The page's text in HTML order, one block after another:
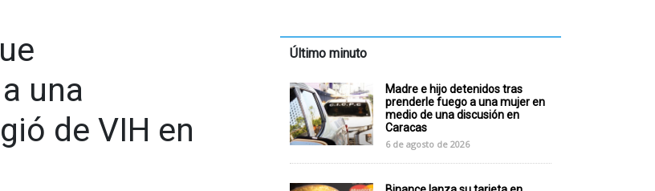
una
de VIH en
Último minuto
Madre e hijo detenidos tras
prenderle fuego a una mujer en
medio de una discusión en
Caracas
6 de agosto de 2026